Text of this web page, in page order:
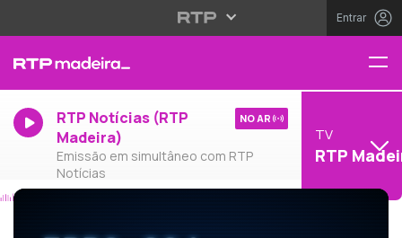
Entrar
RTP Notícias (RTP
Madeira)
Emissão em simultâneo com RTP
Notícias
NO AR
TV
RTP